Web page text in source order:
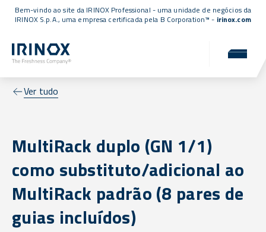
Bem-vindo ao site da IRINOX Professional - uma unidade de negócios da
IRINOX S.p.A., uma empresa certificada pela B Corporation™ - irinox.com
Ver tudo
MultiRack duplo (GN 1/1)
como substituto/adicional ao
MultiRack padrão (8 pares de
guias incluídos)